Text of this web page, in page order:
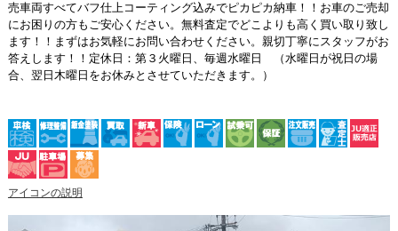
売車両すべてバフ仕上コーティング込みでピカピカ納車！！お車のご売却
にお困りの方もご安心ください。無料査定でどこよりも高く買い取り致し
ます！！まずはお気軽にお問い合わせください。親切丁寧にスタッフがお
答えします！！定休日：第３火曜日、毎週水曜日 （水曜日が祝日の場
合、翌日木曜日をお休みとさせていただきます。）
アイコンの説明